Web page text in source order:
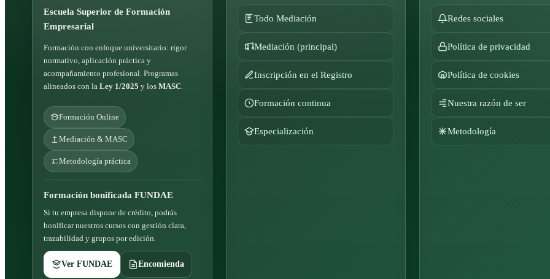
Escuela Superior de Formación
Empresarial
Formación con enfoque universitario: rigor
normativo, aplicación práctica y
acompañamiento profesional. Programas
alineados con la Ley 1/2025 y los MASC.
Formación Online
Mediación & MASC
Metodología práctica
Formación bonificada FUNDAE
Si tu empresa dispone de crédito, podrás
bonificar nuestros cursos con gestión clara,
trazabilidad y grupos por edición.
Ver FUNDAE Encomienda
Todo Mediación
Mediación (principal)
Inscripción en el Registro
Formación continua
Especialización
Redes sociales
Política de privacidad
Política de cookies
Nuestra razón de ser
Metodología